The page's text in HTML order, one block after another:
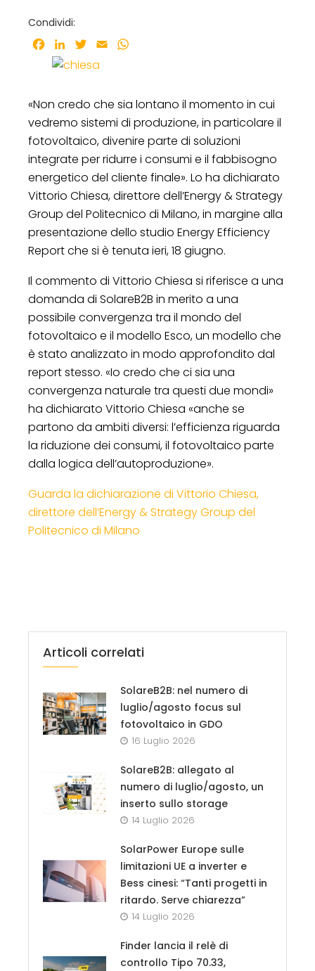
Condividi:
Facebook
LinkedInTwitter
Email
«Non credo che sia lontano il momento in cui
vedremo sistemi di produzione, in particolare il
fotovoltaico, divenire parte di soluzioni
integrate per ridurre i consumi e il fabbisogno
energetico del cliente finale». Lo ha dichiarato
Vittorio Chiesa, direttore dell’Energy & Strategy
Group del Politecnico di Milano, in margine alla
presentazione dello studio Energy Efficiency
Report che si è tenuta ieri, 18 giugno.
Il commento di Vittorio Chiesa si riferisce a una
domanda di SolareB2B in merito a una
possibile convergenza tra il mondo del
fotovoltaico e il modello Esco, un modello che
è stato analizzato in modo approfondito dal
report stesso. «Io credo che ci sia una
convergenza naturale tra questi due mondi»
ha dichiarato Vittorio Chiesa «anche se
partono da ambiti diversi: l’efficienza riguarda
la riduzione dei consumi, il fotovoltaico parte
dalla logica dell’autoproduzione».
Guarda la dichiarazione di Vittorio Chiesa,
direttore dell’Energy & Strategy Group del
Politecnico di Milano
Articoli correlati
SolareB2B: nel numero di
luglio/agosto focus sul
fotovoltaico in GDO
16 Luglio 2026
SolareB2B: allegato al
numero di luglio/agosto, un
inserto sullo storage
14 Luglio 2026
SolarPower Europe sulle
limitazioni UE a inverter e
Bess cinesi: “Tanti progetti in
ritardo. Serve chiarezza”
14 Luglio 2026
Finder lancia il relè di
controllo Tipo 70.33,